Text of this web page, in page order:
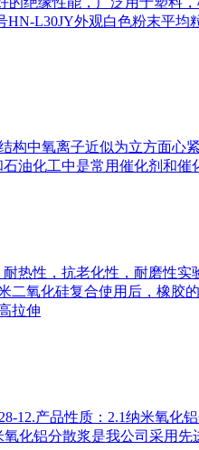
L30JY外观白色粉末平均
构中氧离子近似为立方面
油化工中是常用催化剂和
热性，抗老化性，耐磨性
氧化硅复合使用后，橡胶
拉伸
12.产品性质：2.1纳米氧化
化铝分散浆是我公司采用